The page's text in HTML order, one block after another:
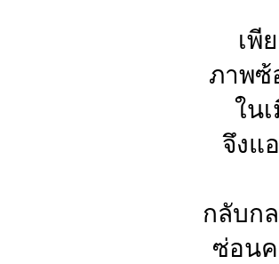
เพี
ภาพซ้
ใน
จึงแ
กลับก
ซ่อนค